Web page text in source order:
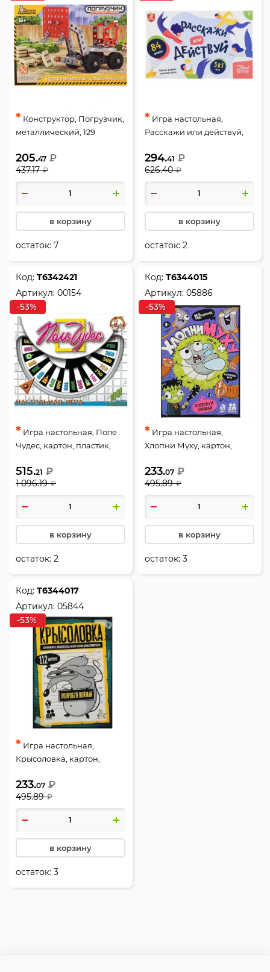
* Конструктор, Погрузчик,
металлический, 129
Королевство, 02137
205.47 ₽
437.17 ₽
в корзину
остаток:7
* Игра настольная,
Расскажи или действуй,
пластик, Десятое
Королевство, 05185
294.41 ₽
626.40 ₽
в корзину
остаток:2
Код:Т6342421
Артикул:00154
-53%
* Игра настольная, Поле
Чудес, картон, пластик,
00154
515.21 ₽
1 096.19 ₽
в корзину
остаток:2
Код:Т6344015
Артикул:05886
-53%
* Игра настольная,
Хлопни Муху, картон,
05886
233.07 ₽
495.89 ₽
в корзину
остаток:3
Код:Т6344017
Артикул:05844
-53%
* Игра настольная,
Крысоловка, картон,
05844
233.07 ₽
495.89 ₽
в корзину
остаток:3